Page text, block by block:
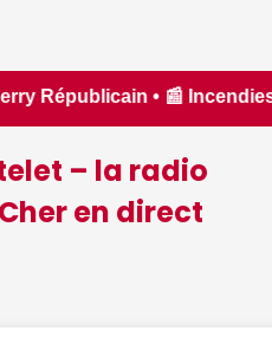
: des
– la radio
en direct